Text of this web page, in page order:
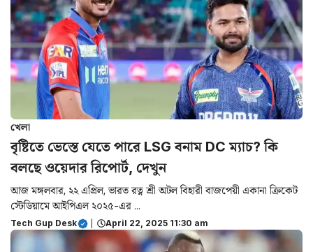
খেলা
বৃষ্টিতে ভেস্তে যেতে পারে LSG বনাম DC ম্যাচ? কি
বলছে ওয়েদার রিপোর্ট, দেখুন
আজ মঙ্গলবার, ২২ এপ্রিল, ভারত রত্ন শ্রী অটল বিহারী বাজপেয়ী একানা ক্রিকেট
স্টেডিয়ামে আইপিএল ২০২৫-এর ...
Tech Gup Desk April 22, 2025 11:30 am